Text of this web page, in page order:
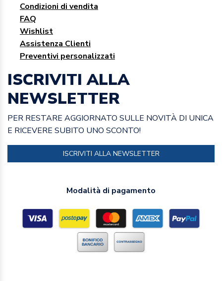
Condizioni di vendita
FAQ
Wishlist
Assistenza Clienti
Preventivi personalizzati
ISCRIVITI ALLA
NEWSLETTER
PER RESTARE AGGIORNATO SULLE NOVITÀ DI UNICA
E RICEVERE SUBITO UNO SCONTO!
ISCRIVITI ALLA NEWSLETTER
Modalità di pagamento